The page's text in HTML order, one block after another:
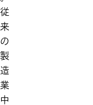
従
来
の
製
造
業
中